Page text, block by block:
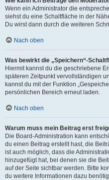
Wenn ein Administrator die
siehst du eine Schaltfläche in der
Du wirst dann durch die weiteren
Nach oben
Was bewirkt die „Speichern“-
Hiermit kannst du die geschriebene
späteren Zeitpunkt vervollständigen
kannst du mit der Funktion
persönlichen Bereich erneut laden.
Nach oben
Warum muss mein Beitrag erst
Die Board-Administration kann
du einen Beitrag erstellt hast, die
ist auch möglich, dass die
hinzugefügt hat, bei denen sie die
auf der Seite sichtbar werden. Bitte
du weitere Informationen dazu